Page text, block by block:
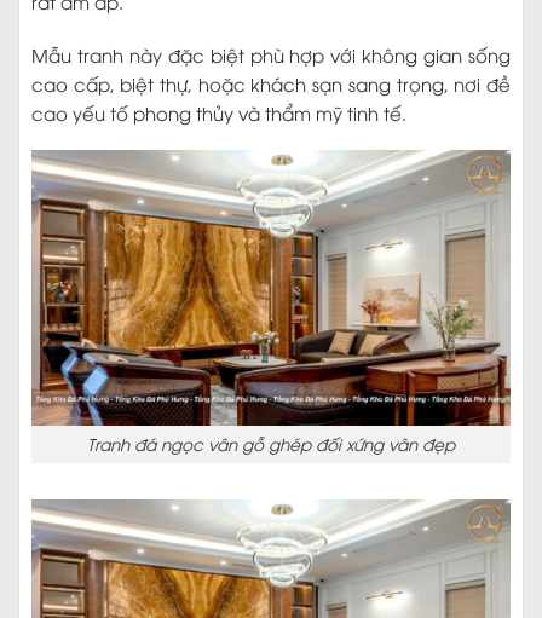
Mẫu tranh này đặc biệt phù hợp với không gian sống
cao cấp, biệt thự, hoặc khách sạn sang trọng, nơi đề
cao yếu tố phong thủy và thẩm mỹ tinh tế.
Tranh đá ngọc vân gỗ ghép đối xứng vân đẹp